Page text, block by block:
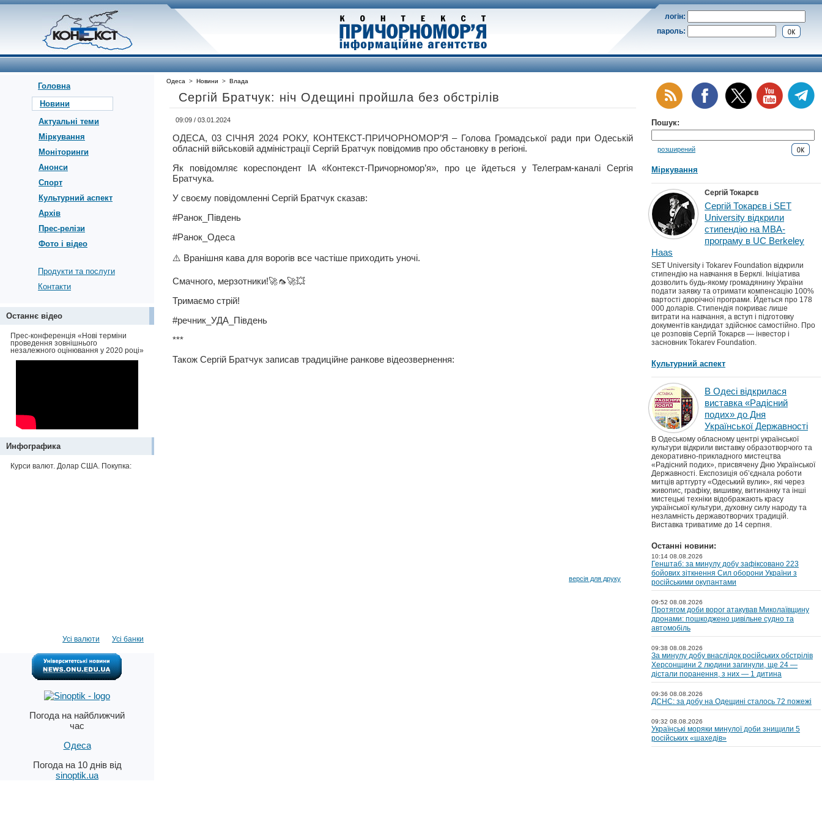
логін:
пароль:
Головна
Новини
Актуальні теми
Міркування
Моніторинги
Анонси
Спорт
Культурний аспект
Архів
Прес-релізи
Фото і відео
Продукти та послуги
Контакти
Останнє відео
Прес-конференція «Нові терміни
проведення зовнішнього
незалежного оцінювання у 2020 році»
Инфографика
Курси валют. Долар США. Покупка:
Усі банки
Усі валюти
Погода на найближчий
час
Одеса
Погода на 10 днів від
sinoptik.ua
Одеса > Новини > Влада
Сергій Братчук: ніч Одещині пройшла без обстрілів
09:09 / 03.01.2024
ОДЕСА, 03 СІЧНЯ 2024 РОКУ, КОНТЕКСТ-ПРИЧОРНОМОР’Я – Голова Громадської ради при Одеській
обласній військовій адміністрації Сергій Братчук повідомив про обстановку в регіоні.
Як повідомляє кореспондент ІА «Контекст-Причорномор’я», про це йдеться у Телеграм-каналі Сергія
Братчука.
У своєму повідомленні Сергій Братчук сказав:
#Ранок_Південь
#Ранок_Одеса
⚠️ Вранішня кава для ворогів все частіше приходить уночі.
Смачного, мерзотники!🚀🦟🚀💥
Тримаємо стрій!
#речник_УДА_Південь
***
Також Сергій Братчук записав традиційне ранкове відеозвернення:
версія для друку
Пошук:
розширений
Міркування
Сергій Токарєв
Сергій Токарєв і SET
University відкрили
стипендію на MBA-
програму в UC Berkeley
Haas
SET University і Tokarev Foundation відкрили
стипендію на навчання в Берклі. Ініціатива
дозволить будь-якому громадянину України
подати заявку та отримати компенсацію 100%
вартості дворічної програми. Йдеться про 178
000 доларів. Стипендія покриває лише
витрати на навчання, а вступ і підготовку
документів кандидат здійснює самостійно. Про
це розповів Сергій Токарєв — інвестор і
засновник Tokarev Foundation.
Культурний аспект
В Одесі відкрилася
виставка «Радісний
подих» до Дня
Української Державності
В Одеському обласному центрі української
культури відкрили виставку образотворчого та
декоративно-прикладного мистецтва
«Радісний подих», присвячену Дню Української
Державності. Експозиція об’єднала роботи
митців артгурту «Одеський вулик», які через
живопис, графіку, вишивку, витинанку та інші
мистецькі техніки відображають красу
української культури, духовну силу народу та
незламність державотворчих традицій.
Виставка триватиме до 14 серпня.
Останні новини:
10:14 08.08.2026
Генштаб: за минулу добу зафіксовано 223
бойових зіткнення Сил оборони України з
російськими окупантами
09:52 08.08.2026
Протягом доби ворог атакував Миколаївщину
дронами: пошкоджено цивільне судно та
автомобіль
09:38 08.08.2026
За минулу добу внаслідок російських обстрілів
Херсонщини 2 людини загинули, ще 24 —
дістали поранення, з них — 1 дитина
09:36 08.08.2026
ДСНС: за добу на Одещині сталось 72 пожежі
09:32 08.08.2026
Українські моряки минулої доби знищили 5
російських «шахедів»